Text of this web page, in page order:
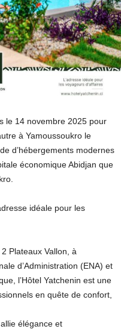
le 14 novembre 2025 pour
à Yamoussoukro le
d’hébergements modernes
économique Abidjan que
idéale pour les
Plateaux Vallon, à
d’Administration (ENA) et
l’Hôtel Yatchenin est une
en quête de confort,
élégance et